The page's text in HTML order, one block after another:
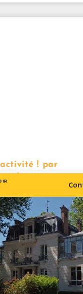
! par